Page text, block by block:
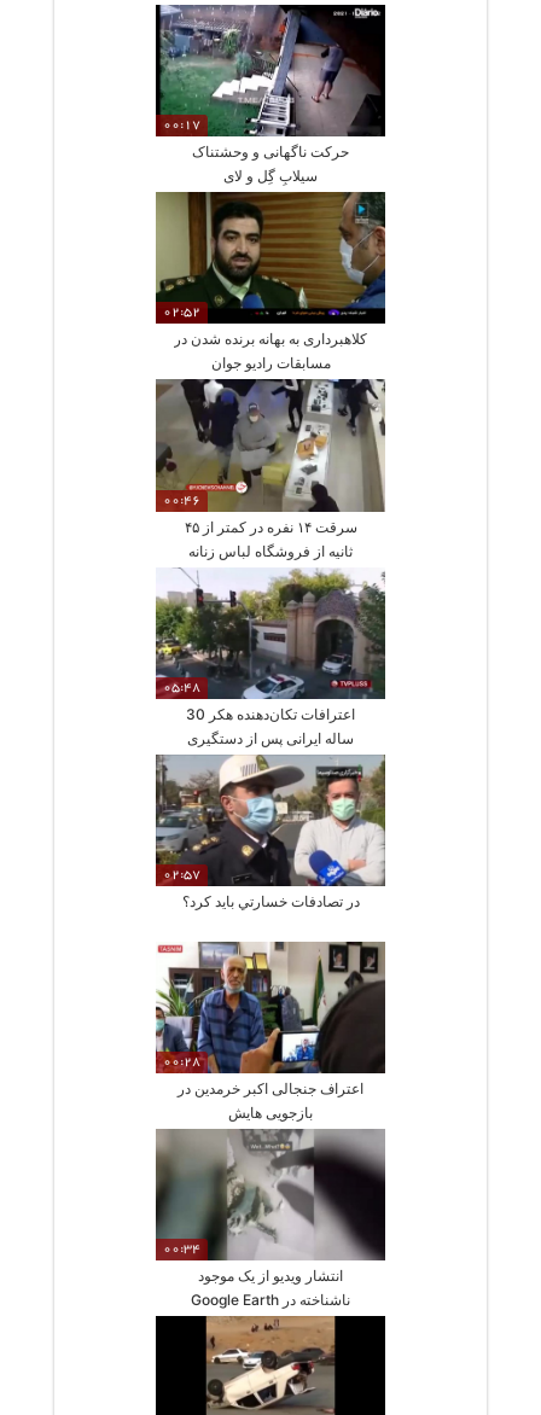
00:17
حرکت ناگهانی و وحشتناک
سیلابِ گِل و لای
02:52
کلاهبرداری به بهانه برنده شدن در
مسابقات رادیو جوان
00:46
سرقت ۱۴ نفره در کمتر از ۴۵
ثانیه از فروشگاه لباس زنانه
05:48
اعترافات تکان‌دهنده هکر 30
ساله ایرانی پس از دستگیری
02:57
در تصادفات خسارتي بايد كرد؟
00:28
اعتراف جنجالی اکبر خرمدین در
بازجویی هایش
00:34
انتشار ویدیو از یک موجود
ناشناخته در Google Earth